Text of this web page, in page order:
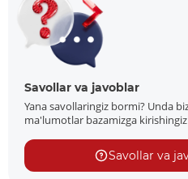
Savollar va javoblar
Yana savollaringiz bormi? Unda
ma'lumotlar bazamizga
Savollar va